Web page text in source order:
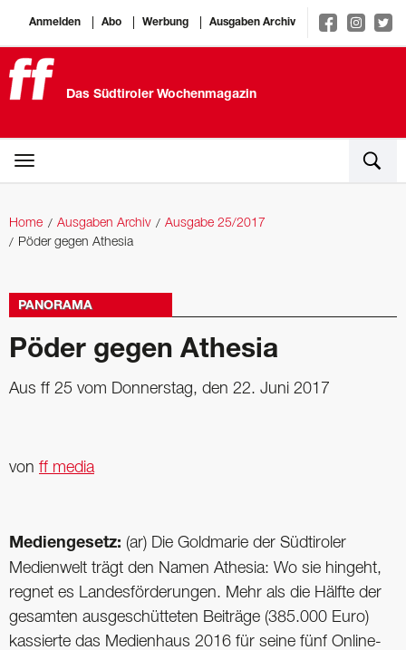
Anmelden Abo Werbung Ausgaben Archiv
Das Südtiroler Wochenmagazin
Home Ausgaben Archiv
Ausgabe 25/2017
Pöder gegen Athesia
PANORAMA
Pöder gegen Athesia
Aus ff 25 vom Donnerstag, den 22. Juni 2017
von ff media
Mediengesetz: (ar) Die Goldmarie der Südtiroler
Medienwelt trägt den Namen Athesia: Wo sie hingeht,
regnet es Landesförderungen. Mehr als die Hälfte der
gesamten ausgeschütteten Beiträge (385.000 Euro)
kassierte das Medienhaus 2016 für seine fünf Online-